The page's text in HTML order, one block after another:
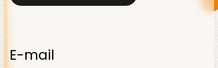
E-mail